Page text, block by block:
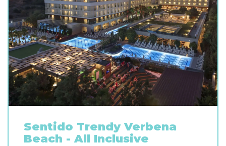
Sentido Trendy Verbena
Beach - All Inclusive